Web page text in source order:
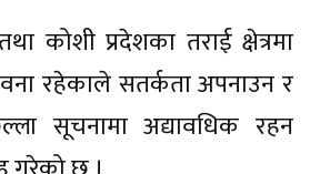
कोशी प्रदेशका तराई क्षेत्रमा
रहेकाले सतर्कता अपनाउन र
सूचनामा अद्यावधिक रहन